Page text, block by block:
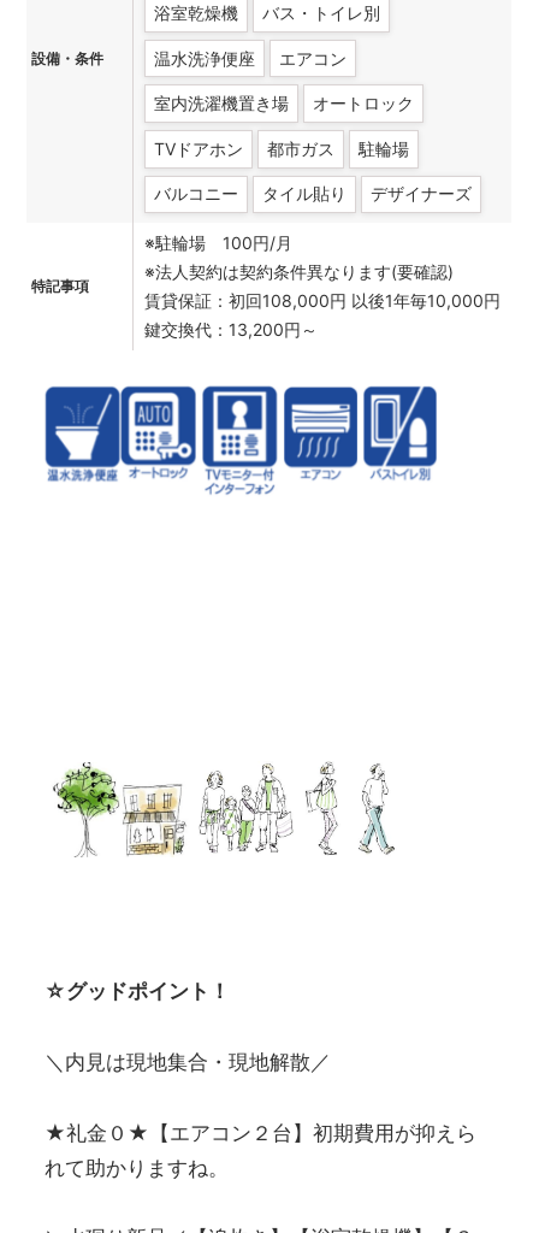
設備・条件
浴室乾燥機 バス・トイレ別
温水洗浄便座 エアコン
室内洗濯機置き場 オートロック
TVドアホン 都市ガス 駐輪場
バルコニー タイル貼り デザイナーズ
特記事項
※駐輪場 100円/月
※法人契約は契約条件異なります(要確認)
賃貸保証：初回108,000円 以後1年毎10,000円
鍵交換代：13,200円～
☆グッドポイント！
＼内見は現地集合・現地解散／
★礼金０★【エアコン２台】初期費用が抑えら
れて助かりますね。